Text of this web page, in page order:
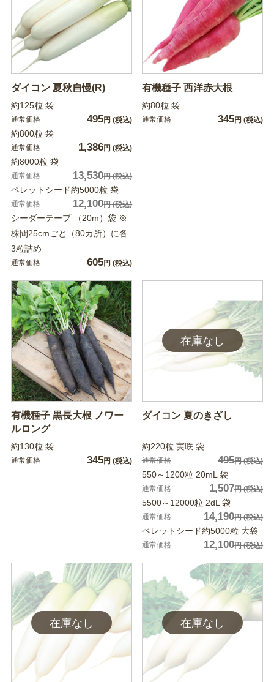
ダイコン 夏秋自慢(R)
約125粒 袋
通常価格 495円 (税込)
約800粒 袋
通常価格 1,386円 (税込)
約8000粒 袋
通常価格 13,530円(税込)
ペレットシード約5000粒 袋
通常価格 12,100円(税込)
シーダーテープ （20m）袋 ※
株間25cmごと（80カ所）に各
3粒詰め
通常価格 605円 (税込)
有機種子 西洋赤大根
約80粒 袋
通常価格 345円 (税込)
有機種子 黒長大根 ノワー
ルロング
約130粒 袋
通常価格 345円 (税込)
ダイコン 夏のきざし
約220粒 実咲 袋
通常価格 495円(税込)
550～1200粒 20mL 袋
通常価格 1,507円(税込)
5500～12000粒 2dL 袋
通常価格 14,190円(税込)
ペレットシード約5000粒 大袋
通常価格 12,100円(税込)